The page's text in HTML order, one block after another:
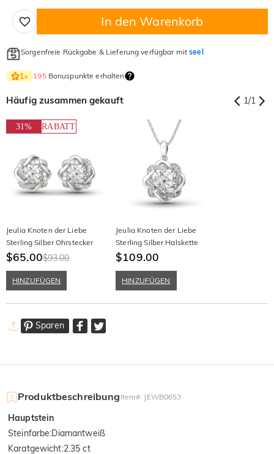
In den Warenkorb
Sorgenfreie Rückgabe & Lieferung verfügbar mitseel
1× 195Bonuspunkte erhalten
Häufig zusammen gekauft 1/1
31% RABATT
Jeulia Knoten der Liebe
Sterling Silber Ohrstecker
$65.00$93.00
HINZUFÜGEN
Jeulia Knoten der Liebe
Sterling Silber Halskette
$109.00
HINZUFÜGEN
Sparen
Produktbeschreibung Item#: JEWB0653
Hauptstein
Steinfarbe:Diamantweiß
Karatgewicht:2.35 ct